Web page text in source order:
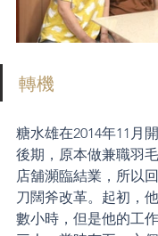
轉機
糖水雄在2014年11月
後期，原本做兼職羽
店舖瀕臨結業，所以
刀闊斧改革。起初，
數小時，但是他的工